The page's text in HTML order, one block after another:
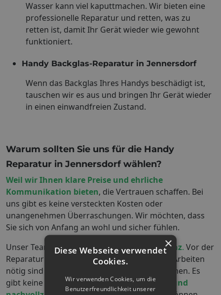
Wasser kann viel kaputtmachen. Wir bieten eine
professionelle Reparatur und retten, was zu
retten ist, damit Ihr Gerät wieder wie gewohnt
funktioniert.
Handy Backglas-Reparatur in Jennersdorf
Wenn das Backglas Ihres Handys beschädigt ist,
tauschen wir es aus und bringen Ihr Gerät wieder
in einen einwandfreien Zustand.
Warum sollten Sie uns für die Handy
Reparatur in Jennersdorfwählen?
Weil wir Ihnen klare Preise und ehrliche
Kommunikation bieten, die Vertrauen schaffen. Bei
uns gibt es keine versteckten Kosten oder
unangenehmen Überraschungen. Wir möchten, dass
Sie sich von Anfang an wohl und sicher fühlen.
Unser Team legt großen Wert aufTransparenz. Vor der
Reparatur erklären wir Ihnen genau, welche Arbeiten
nötig sind und welche Kosten auf Sie zukommen. Es
gibt keine versteckten Gebühren – nur faire und
×
Diese Webseite verwendet
Cookies.
Wir verwenden Cookies, um die
Benutzerfreundlichkeit unserer